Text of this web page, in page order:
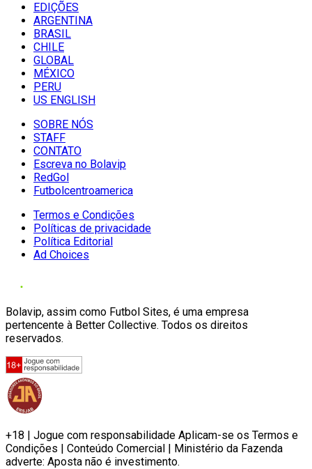
EDIÇÕES
ARGENTINA
BRASIL
CHILE
GLOBAL
MÉXICO
PERU
US ENGLISH
SOBRE NÓS
STAFF
CONTATO
Escreva no Bolavip
RedGol
Futbolcentroamerica
Termos e Condições
Políticas de privacidade
Política Editorial
Ad Choices
Bolavip, assim como Futbol Sites, é uma empresa
pertencente à Better Collective. Todos os direitos
reservados.
+18 | Jogue com responsabilidade Aplicam-se os Termos e
Condições | Conteúdo Comercial | Ministério da Fazenda
adverte: Aposta não é investimento.